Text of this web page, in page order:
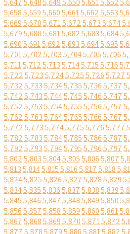
5,6475,6485,6495,6505,6515,652
5,6585,6595,6605,6615,6625,663
5,6695,6705,6715,6725,6735,674
5,6795,6805,6815,6825,6835,684
5,6905,6915,6925,6935,6945,695
5,7015,7025,7035,7045,7055,706
5,7115,7125,7135,7145,7155,716
5,7225,7235,7245,7255,7265,727
5,7325,7335,7345,7355,7365,737
5,7425,7435,7445,7455,7465,747
5,7525,7535,7545,7555,7565,757
5,7625,7635,7645,7655,7665,767
5,7725,7735,7745,7755,7765,777
5,7825,7835,7845,7855,7865,787
5,7925,7935,7945,7955,7965,797
5,8025,8035,8045,8055,8065,807
5,8135,8145,8155,8165,8175,818
5,8245,8255,8265,8275,8285,829
5,8345,8355,8365,8375,8385,839
5,8455,8465,8475,8485,8495,850
5,8565,8575,8585,8595,8605,861
5,8675,8685,8695,8705,8715,872